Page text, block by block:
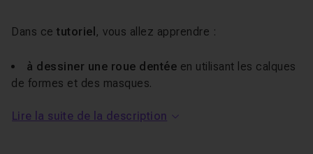
Dans ce tutoriel , vous allez apprendre :
à dessiner une roue dentée en utilisant les calques
de formes et des masques.
texture à un calque.
Lire la suite de la description